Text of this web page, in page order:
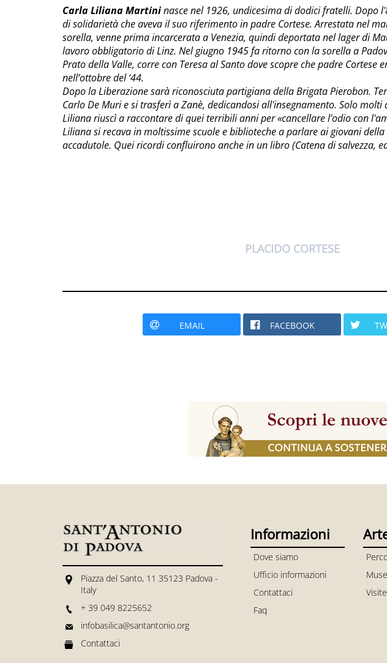
Carla Liliana Martininasce nel 1926, undicesima di dodici fratelli. Dopo
di solidarietà che aveva il suo riferimento in padre Cortese. Arrestata nel
sorella, venne prima incarcerata a Venezia, quindi deportata nel lager di
lavoro obbligatorio di Linz. Nel giugno 1945 fa ritorno con la sorella a
Prato della Valle, corre con Teresa al Santo dove scopre che padre Cortese
nell’ottobre del ‘44.
Dopo la Liberazione sarà riconosciuta partigiana della Brigata Pierobon.
Carlo De Muri e si trasferì a Zanè, dedicandosi all'insegnamento. Solo
Liliana riuscì a raccontare di quei terribili anni per «cancellare l’odio con
Liliana si recava in moltissime scuole e biblioteche a parlare ai giovani
accadutole. Quei ricordi confluirono anche in un libro (Catena di salvezza,
PLACIDO CORTESE
EMAIL FACEBOOK
Piazza del Santo, 11 35123 Padova -
Italy
+ 39 049 8225652
infobasilica@santantonio.org
Contattaci
Informazioni
Dove siamo
Ufficio informazioni
Contattaci
Faq